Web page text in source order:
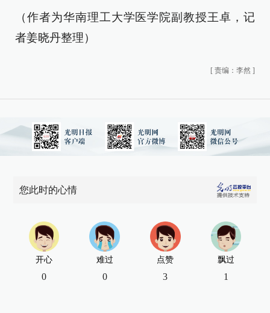
（作者为华南理工大学医学院副教授王卓，记
者姜晓丹整理）
[ 责编：李然 ]
您此时的心情
开心
0
难过
0
点赞
3
飘过
1